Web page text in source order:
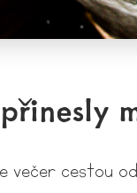
večer cestou